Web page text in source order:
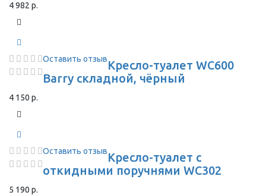
4 982 р.
Оставить отзывКресло-туалет WC600
Barry складной, чёрный
4 150 р.
Оставить отзывКресло-туалет с
откидными поручнями WC302
5 190 р.